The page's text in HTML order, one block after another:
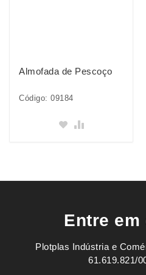
Almofada de Pescoço
Código: 09184
Entre em
Plotplas Indústria e
61.619.821/